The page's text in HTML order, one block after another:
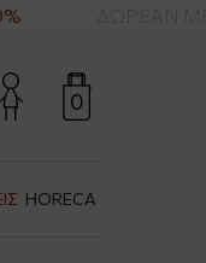
ΔΩΡΕΑΝ
0
HORECA